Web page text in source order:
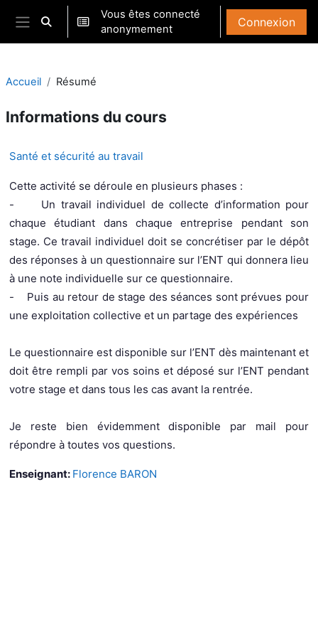
Passer au contenu principal
Panneau latéral
Activer/désactiver la saisie de recherche
Vous êtes connecté
anonymement
Connexion
Accueil Résumé
Informations du cours
Santé et sécurité au travail
Cette activité se déroule en plusieurs phases :
-
Un travail individuel de collecte d’information pour
chaque étudiant dans chaque entreprise pendant son
stage. Ce travail individuel doit se concrétiser par le dépôt
des réponses à un questionnaire sur l’ENT qui donnera lieu
à une note individuelle sur ce questionnaire.
-
Puis au retour de stage des séances sont prévues pour
une exploitation collective et un partage des expériences
Le questionnaire est disponible sur l’ENT dès maintenant et
doit être rempli par vos soins et déposé sur l’ENT pendant
votre stage et dans tous les cas avant la rentrée.
Je reste bien évidemment disponible par mail pour
répondre à toutes vos questions.
Enseignant: Florence BARON